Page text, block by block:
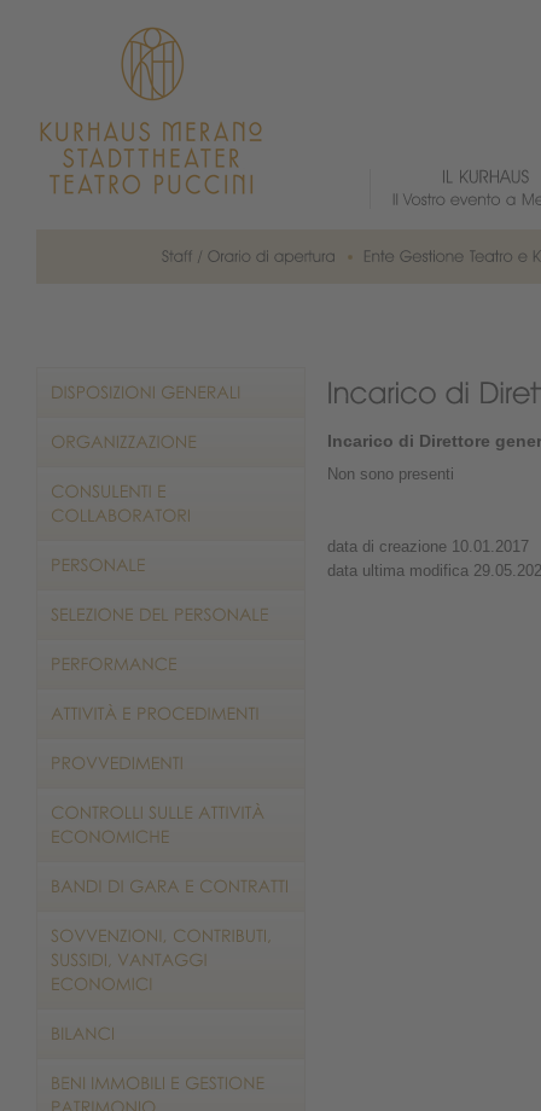
Incarico di Direttore
Non sono presenti
data di creazione 10.01.2017
data ultima modifica